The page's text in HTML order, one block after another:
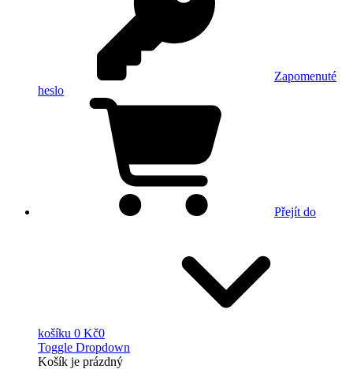
Zapomenuté
heslo
Přejít do
košíku 0 Kč0
Toggle Dropdown
Košík je prázdný